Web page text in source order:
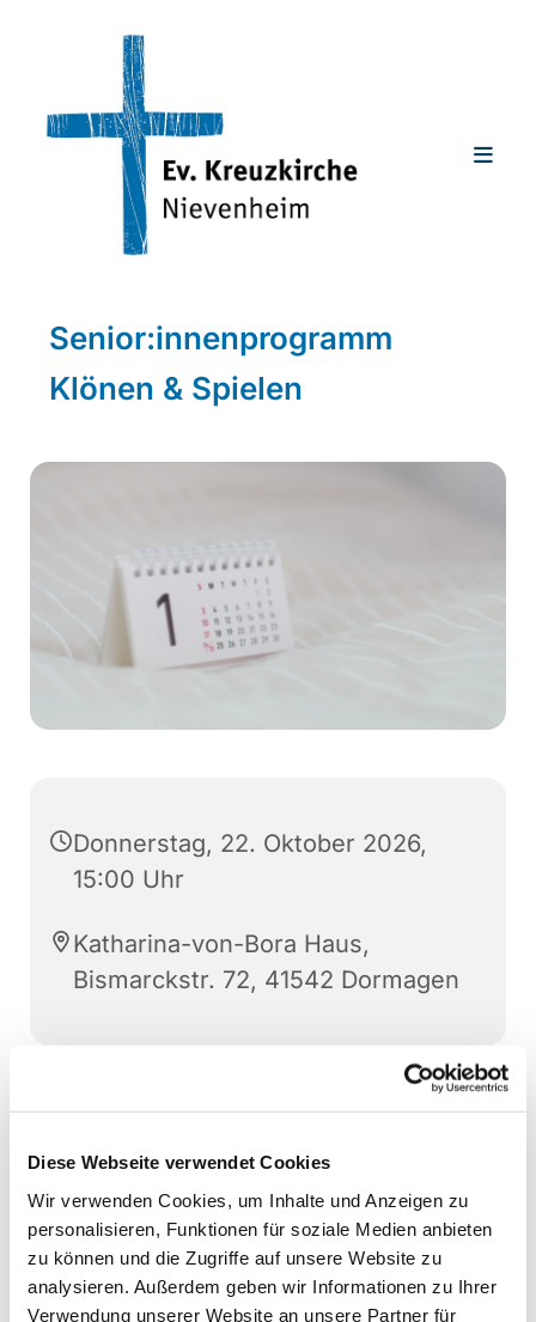
Diese Webseite verwendet Cookies
Wir verwenden Cookies, um Inhalte und Anzeigen zu
personalisieren, Funktionen für soziale Medien anbieten
zu können und die Zugriffe auf unsere Website zu
analysieren. Außerdem geben wir Informationen zu Ihrer
Verwendung unserer Website an unsere Partner für
Senior:innenprogramm
Klönen & Spielen
Donnerstag, 22. Oktober 2026,
15:00 Uhr
Katharina-von-Bora Haus,
Bismarckstr. 72, 41542 Dormagen